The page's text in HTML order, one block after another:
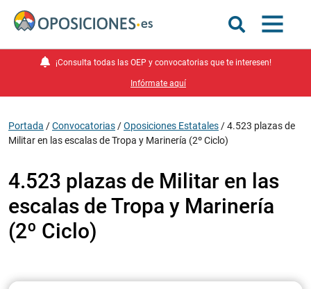
¡Consulta todas las OEP y convocatorias que te interesen!
Infórmate aquí
Portada /Convocatorias /Oposiciones Estatales /4.523 plazas de
Militar en las escalas de Tropa y Marinería (2º Ciclo)
4.523 plazas de Militar en las
escalas de Tropa y Marinería
(2º Ciclo)